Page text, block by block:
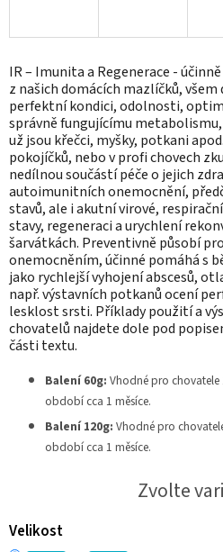
Zvolte
Velikost
IR – Imunita a Regenerace -
z našich domácích mazlíčků,
perfektní kondici, odolnosti,
správně fungujícímu
už jsou křečci, myšky, potkani
pokojíčků, nebo v profi chovech
nedílnou součástí péče o jejich
autoimunitních onemocnění,
stavů, ale i akutní virové,
stavy, regeneraci a urychlení
šarvátkách. Preventivně působí
onemocněním, účinné pomáhá s
jako rychlejší vyhojení abscesů,
např. výstavních potkanů ocení
lesklost srsti. Příklady použití a
chovatelů najdete dole pod
části textu.
Balení 60g: Vhodné pro
období cca 1 měsíce.
Balení 120g: Vhodné pro
období cca 1 měsíce.